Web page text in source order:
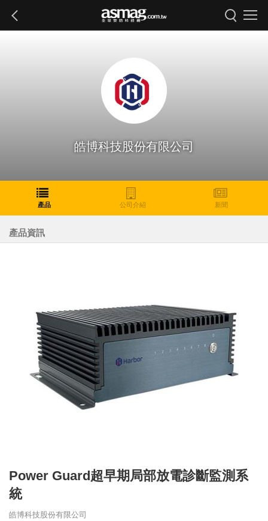
皓博科技股份有限公司
產品 公司介紹 新聞
產品資訊
Power Guard超早期局部放電診斷監測系
統
皓博科技股份有限公司